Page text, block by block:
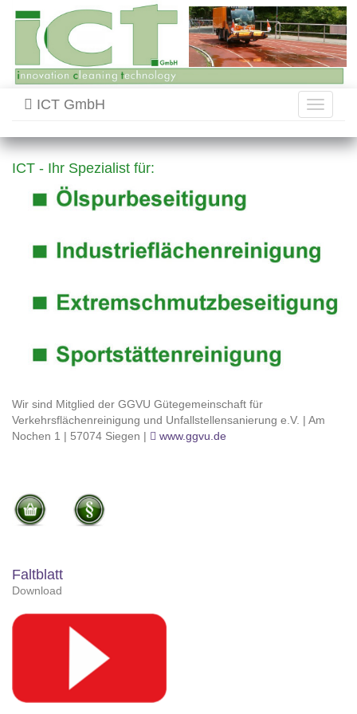
Toggle
ICT GmbH
ICT - Ihr Spezialist für:
Wir sind Mitglied der GGVU Gütegemeinschaft für
Verkehrsflächenreinigung und Unfallstellensanierung e.V. | Am
Nochen 1 | 57074 Siegen |
www.ggvu.de
Faltblatt
Download